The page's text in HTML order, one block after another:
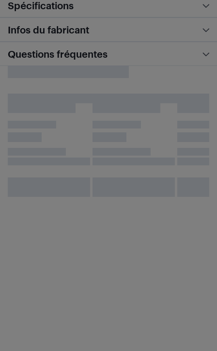
Spécifications
Infos du fabricant
Questions fréquentes